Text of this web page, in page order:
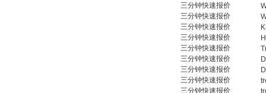
三分钟快速报价
三分钟快速报价
三分钟快速报价
三分钟快速报价
三分钟快速报价
三分钟快速报价
三分钟快速报价
三分钟快速报价
三分钟快速报价